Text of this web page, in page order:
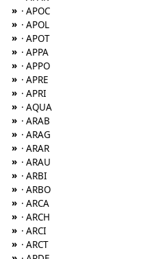
» · APOC
» · APOL
» · APOT
» · APPA
» · APPO
» · APRE
» · APRI
» · AQUA
» · ARAB
» · ARAG
» · ARAR
» · ARAU
» · ARBI
» · ARBO
» · ARCA
» · ARCH
» · ARCI
» · ARCT